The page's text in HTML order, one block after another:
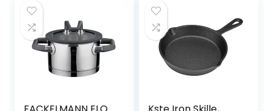
Inductie,
Ovenbestendig tot
160˚C, Zwart